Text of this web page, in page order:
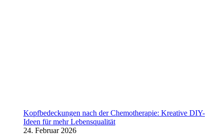
Kopfbedeckungen nach der Chemotherapie: Kreative DIY-
Ideen für mehr Lebensqualität
24. Februar 2026